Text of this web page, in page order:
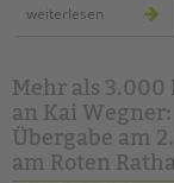
weiterlesen
Mehr als 3.000
an Kai Wegner:
Übergabe am
am Roten